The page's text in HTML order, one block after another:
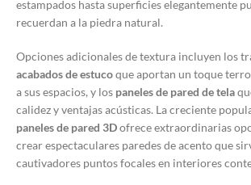
estampados hasta superficies elegantemente
recuerdan a la piedra natural.
Opciones adicionales de textura incluyen los
acabados de estucoque aportan un toque
a sus espacios, y los paneles de pared de tela
calidez y ventajas acústicas. La creciente
paneles de pared 3Dofrece extraordinarias
crear espectaculares paredes de acento que
cautivadores puntos focales en interiores